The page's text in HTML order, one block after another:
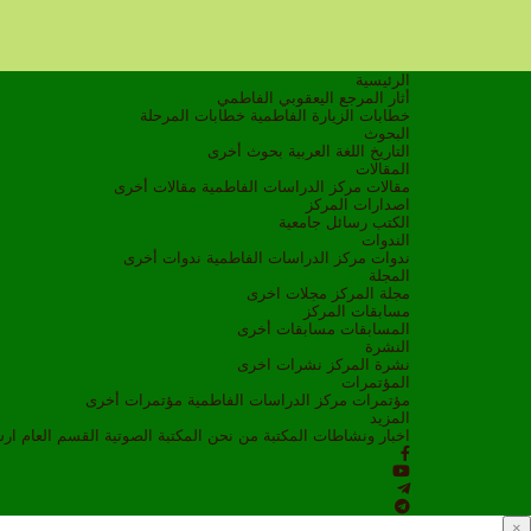
الرئيسية
أثار المرجع اليعقوبي الفاطمي
خطابات الزيارة الفاطمية خطابات المرحلة
البحوث
التاريخ
اللغة العربية بحوث أخرى
المقالات
مقالات مركز الدراسات الفاطمية مقالات أخرى
اصدارات المركز
الكتب رسائل جامعية
الندوات
ندوات مركز الدراسات الفاطمية ندوات أخرى
المجلة
مجلة المركز مجلات اخرى
مسابقات المركز
المسابقات مسابقات أخرى
النشرة
نشرة المركز نشرات اخرى
المؤتمرات
مؤتمرات مركز الدراسات الفاطمية مؤتمرات أخرى
المزيد
اخبار ونشاطات
المكتبة من نحن المكتبة الصوتية القسم العام